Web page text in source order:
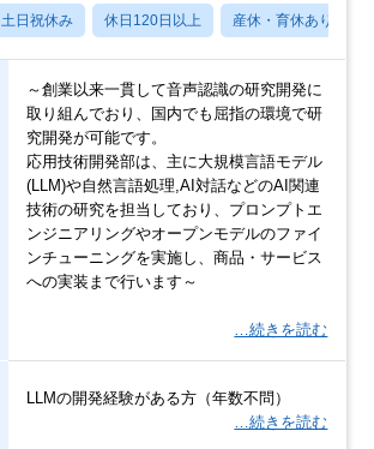
土日祝休み 休日120日以上 産休・育休あり
～創業以来一貫して音声認識の研究開発に
取り組んでおり、国内でも屈指の環境で研
究開発が可能です。
応用技術開発部は、主に大規模言語モデル
(LLM)や自然言語処理,AI対話などのAI関連
技術の研究を担当しており、プロンプトエ
ンジニアリングやオープンモデルのファイ
ンチューニングを実施し、商品・サービス
への実装まで行います～
…続きを読む
LLMの開発経験がある方（年数不問）
…続きを読む